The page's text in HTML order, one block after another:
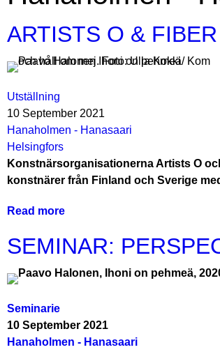
ARTISTS O &
Utställning
10 September 2021
Hanaholmen - Hanasaari
Helsingfors
Konstnärsorganisationerna Artists O
konstnärer från Finland och Sverige
Read more
O
FIBER
LÄNK
-
SEMINAR:
Seminarie
10 September 2021
Hanaholmen - Hanasaari